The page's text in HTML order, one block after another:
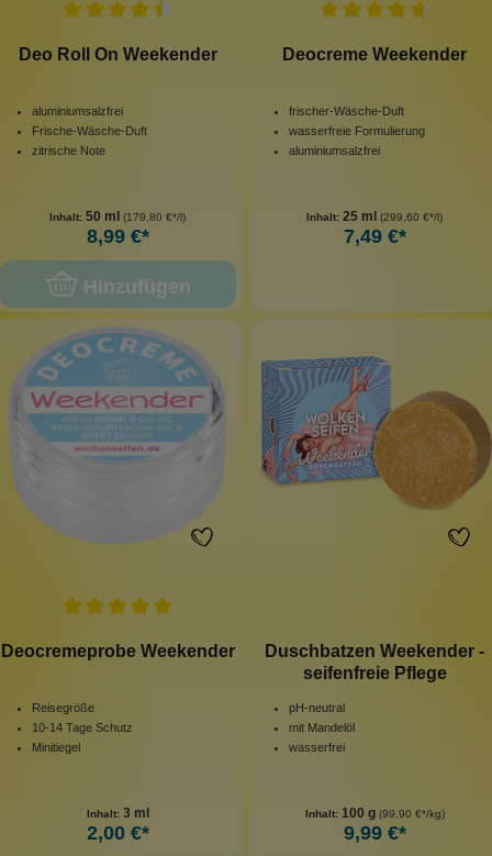
Deo Roll On Weekender
aluminiumsalzfrei
Frische-Wäsche-Duft
zitrische Note
Inhalt: 50 ml (179,80 €*/l)
8,99 €*
Hinzufügen
Deocreme Weekender
frischer-Wäsche-Duft
wasserfreie Formulierung
aluminiumsalzfrei
Inhalt: 25 ml (299,60 €*/l)
7,49 €*
Deocremeprobe Weekender
Reisegröße
10-14 Tage Schutz
Minitiegel
Inhalt: 3 ml
2,00 €*
Duschbatzen Weekender -
seifenfreie Pflege
pH-neutral
mit Mandelöl
wasserfrei
Inhalt: 100 g (99,90 €*/kg)
9,99 €*